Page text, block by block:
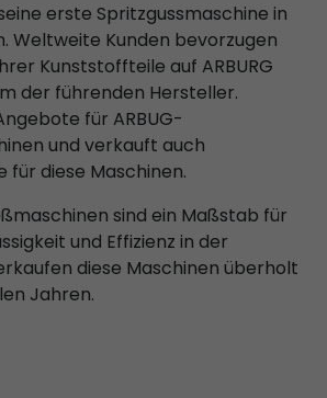
erste Spritzgussmaschine in
Weltweite Kunden bevorzugen
Kunststoffteile auf ARBURG
der führenden Hersteller.
für ARBUG-
und verkauft auch
für diese Maschinen.
sind ein Maßstab für
und Effizienz in der
diese Maschinen überholt
Jahren.